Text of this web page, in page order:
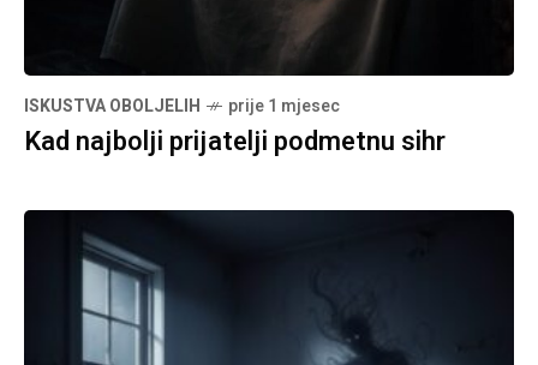
ISKUSTVA OBOLJELIH prije 1 mjesec
Kad najbolji prijatelji podmetnu sihr